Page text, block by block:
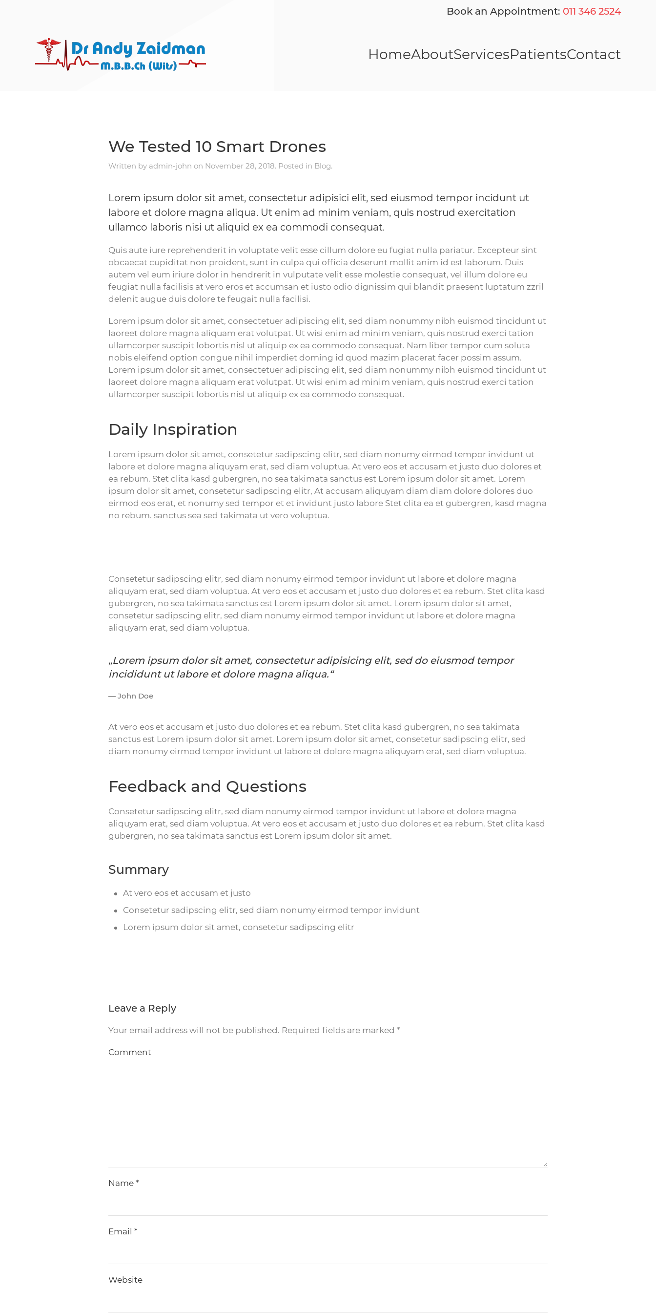
Book an Appointment: 011 346 2524
HomeAboutServicesPatientsContact
We Tested 10 Smart Drones
Written by admin-john on November 28, 2018. Posted in Blog.
Lorem ipsum dolor sit amet, consectetur adipisici elit, sed eiusmod tempor incidunt ut
labore et dolore magna aliqua. Ut enim ad minim veniam, quis nostrud exercitation
ullamco laboris nisi ut aliquid ex ea commodi consequat.
Quis aute iure reprehenderit in voluptate velit esse cillum dolore eu fugiat nulla pariatur. Excepteur sint
obcaecat cupiditat non proident, sunt in culpa qui officia deserunt mollit anim id est laborum. Duis
autem vel eum iriure dolor in hendrerit in vulputate velit esse molestie consequat, vel illum dolore eu
feugiat nulla facilisis at vero eros et accumsan et iusto odio dignissim qui blandit praesent luptatum zzril
delenit augue duis dolore te feugait nulla facilisi.
Lorem ipsum dolor sit amet, consectetuer adipiscing elit, sed diam nonummy nibh euismod tincidunt ut
laoreet dolore magna aliquam erat volutpat. Ut wisi enim ad minim veniam, quis nostrud exerci tation
ullamcorper suscipit lobortis nisl ut aliquip ex ea commodo consequat. Nam liber tempor cum soluta
nobis eleifend option congue nihil imperdiet doming id quod mazim placerat facer possim assum.
Lorem ipsum dolor sit amet, consectetuer adipiscing elit, sed diam nonummy nibh euismod tincidunt ut
laoreet dolore magna aliquam erat volutpat. Ut wisi enim ad minim veniam, quis nostrud exerci tation
ullamcorper suscipit lobortis nisl ut aliquip ex ea commodo consequat.
Daily Inspiration
Lorem ipsum dolor sit amet, consetetur sadipscing elitr, sed diam nonumy eirmod tempor invidunt ut
labore et dolore magna aliquyam erat, sed diam voluptua. At vero eos et accusam et justo duo dolores et
ea rebum. Stet clita kasd gubergren, no sea takimata sanctus est Lorem ipsum dolor sit amet. Lorem
ipsum dolor sit amet, consetetur sadipscing elitr, At accusam aliquyam diam diam dolore dolores duo
eirmod eos erat, et nonumy sed tempor et et invidunt justo labore Stet clita ea et gubergren, kasd magna
no rebum. sanctus sea sed takimata ut vero voluptua.
Consetetur sadipscing elitr, sed diam nonumy eirmod tempor invidunt ut labore et dolore magna
aliquyam erat, sed diam voluptua. At vero eos et accusam et justo duo dolores et ea rebum. Stet clita kasd
gubergren, no sea takimata sanctus est Lorem ipsum dolor sit amet. Lorem ipsum dolor sit amet,
consetetur sadipscing elitr, sed diam nonumy eirmod tempor invidunt ut labore et dolore magna
aliquyam erat, sed diam voluptua.
„Lorem ipsum dolor sit amet, consectetur adipisicing elit, sed do eiusmod tempor
incididunt ut labore et dolore magna aliqua.“
John Doe
At vero eos et accusam et justo duo dolores et ea rebum. Stet clita kasd gubergren, no sea takimata
sanctus est Lorem ipsum dolor sit amet. Lorem ipsum dolor sit amet, consetetur sadipscing elitr, sed
diam nonumy eirmod tempor invidunt ut labore et dolore magna aliquyam erat, sed diam voluptua.
Feedback and Questions
Consetetur sadipscing elitr, sed diam nonumy eirmod tempor invidunt ut labore et dolore magna
aliquyam erat, sed diam voluptua. At vero eos et accusam et justo duo dolores et ea rebum. Stet clita kasd
gubergren, no sea takimata sanctus est Lorem ipsum dolor sit amet.
Summary
At vero eos et accusam et justo
Consetetur sadipscing elitr, sed diam nonumy eirmod tempor invidunt
Lorem ipsum dolor sit amet, consetetur sadipscing elitr
Leave a Reply
Your email address will not be published. Required fields are marked *
Comment
Name *
Email *
Website